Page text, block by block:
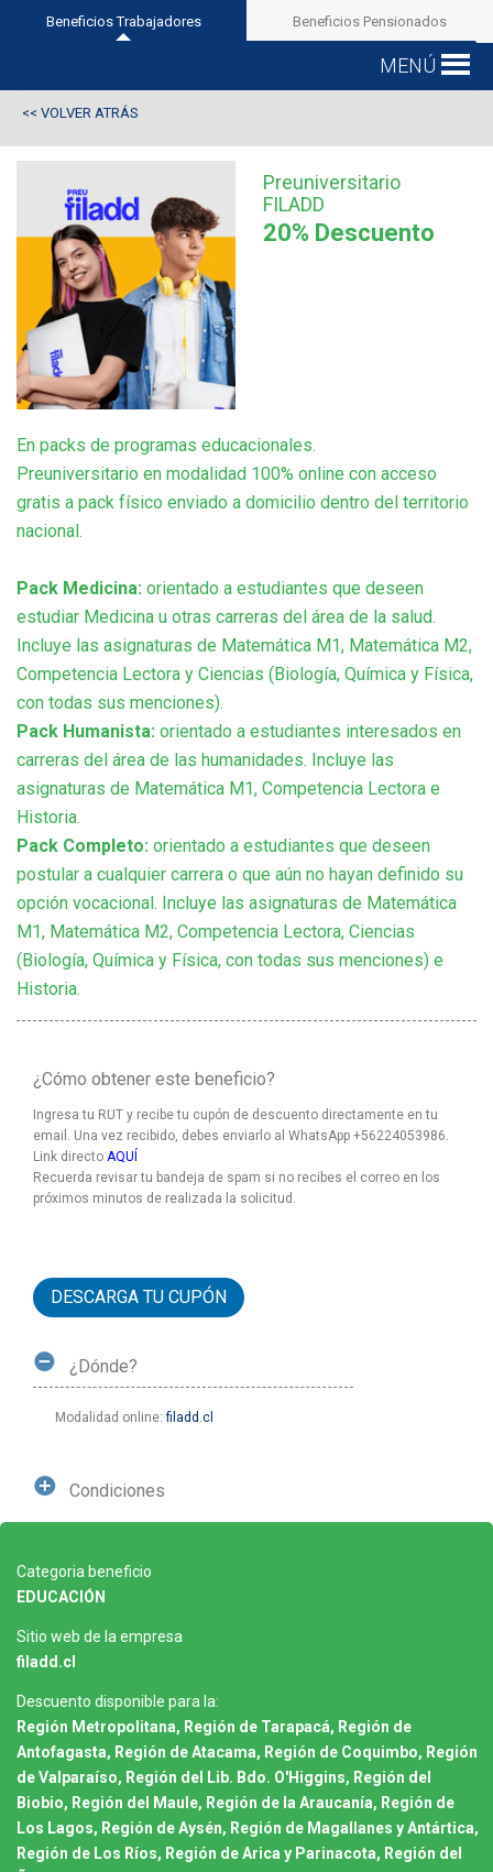
Beneficios Trabajadores Beneficios Pensionados
MENÚ
<< VOLVER ATRÁS
Preuniversitario
FILADD
20% Descuento
En packs de programas educacionales.
Preuniversitario en modalidad 100% online con acceso
gratis a pack físico enviado a domicilio dentro del territorio
nacional.
Pack Medicina: orientado a estudiantes que deseen
estudiar Medicina u otras carreras del área de la salud.
Incluye las asignaturas de Matemática M1, Matemática M2,
Competencia Lectora y Ciencias (Biología, Química y Física,
con todas sus menciones).
Pack Humanista: orientado a estudiantes interesados en
carreras del área de las humanidades. Incluye las
asignaturas de Matemática M1, Competencia Lectora e
Historia.
Pack Completo: orientado a estudiantes que deseen
postular a cualquier carrera o que aún no hayan definido su
opción vocacional. Incluye las asignaturas de Matemática
M1, Matemática M2, Competencia Lectora, Ciencias
(Biología, Química y Física, con todas sus menciones) e
Historia.
¿Cómo obtener este beneficio?
Ingresa tu RUT y recibe tu cupón de descuento directamente en tu
email. Una vez recibido, debes enviarlo al WhatsApp +56224053986.
Link directo AQUÍ
Recuerda revisar tu bandeja de spam si no recibes el correo en los
próximos minutos de realizada la solicitud.
DESCARGA TU CUPÓN
¿Dónde?
Modalidad online: filadd.cl
Condiciones
Categoria beneficio
EDUCACIÓN
Sitio web de la empresa
filadd.cl
Descuento disponible para la:
Región Metropolitana, Región de Tarapacá, Región de
Antofagasta, Región de Atacama, Región de Coquimbo, Región
de Valparaíso, Región del Lib. Bdo. O'Higgins, Región del
Biobio, Región del Maule, Región de la Araucanía, Región de
Los Lagos, Región de Aysén, Región de Magallanes y Antártica,
Región de Los Ríos, Región de Arica y Parinacota, Región del